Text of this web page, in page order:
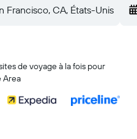
Francisco, CA, États-Unis
de voyage à la fois pour
Area